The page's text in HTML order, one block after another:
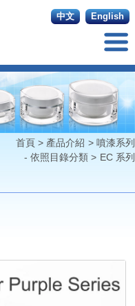
English
中文
首頁> 產品介紹 > 噴漆系列
- 依照目錄分類 > EC 系列